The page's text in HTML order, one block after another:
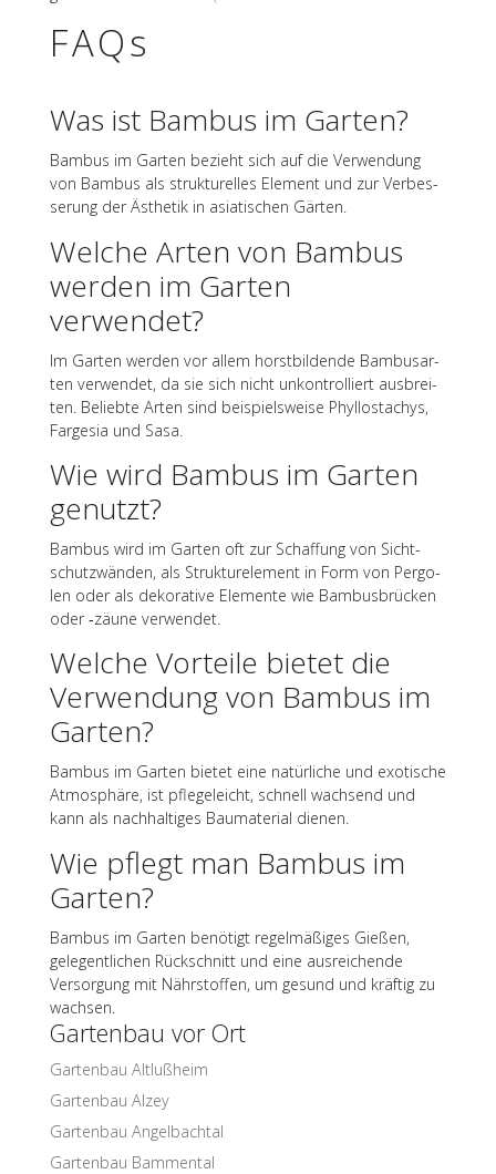
FAQs
Was ist Bambus im Garten?
Bambus im Garten bezieht sich auf die Verwen­dung
von Bambus als struk­tu­rel­les Element und zur Verbes­
se­rung der Ästhe­tik in asia­ti­schen Gärten.
Welche Arten von Bambus
werden im Garten
verwendet?
Im Garten werden vor allem horst­bil­dende Bambus­ar­
ten verwen­det, da sie sich nicht unkon­trol­liert ausbrei­
ten. Beliebte Arten sind beispiels­weise Phyl­lost­achys,
Farge­sia und Sasa.
Wie wird Bambus im Garten
genutzt?
Bambus wird im Garten oft zur Schaf­fung von Sicht­
schutz­wän­den, als Struk­tur­ele­ment in Form von Pergo­
len oder als deko­ra­tive Elemente wie Bambus­brü­cken
oder ‑zäune verwendet.
Welche Vorteile bietet die
Verwen­dung von Bambus im
Garten?
Bambus im Garten bietet eine natür­li­che und exoti­sche
Atmo­sphäre, ist pfle­ge­leicht, schnell wach­send und
kann als nach­hal­ti­ges Bauma­te­rial dienen.
Wie pflegt man Bambus im
Garten?
Bambus im Garten benö­tigt regel­mä­ßi­ges Gießen,
gele­gent­li­chen Rück­schnitt und eine ausrei­chende
Versor­gung mit Nähr­stof­fen, um gesund und kräf­tig zu
wachsen.
Garten­bau vor Ort
Garten­bau Altlußheim
Garten­bau Alzey
Garten­bau Angelbachtal
Garten­bau Bammental